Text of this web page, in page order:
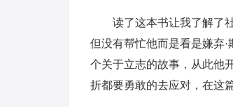
读了这本书让我了解了
但没有帮忙他而是看是嫌弃
个关于立志的故事，从此他
折都要勇敢的去应对，在这